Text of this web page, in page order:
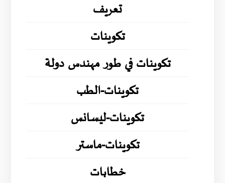
تعريف
تكوينات
تكوينات في طور مهندس دولة
تكوينات-الطب
تكوينات-ليسانس
تكوينات-ماستر
خطابات